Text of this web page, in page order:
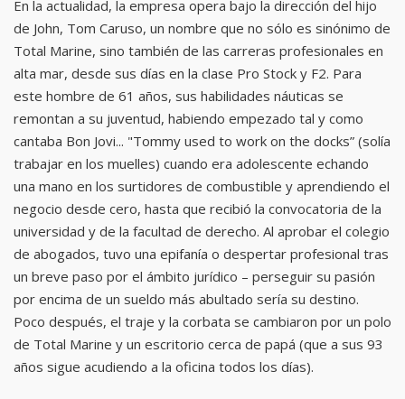
En la actualidad, la empresa opera bajo la dirección del hijo
de John, Tom Caruso, un nombre que no sólo es sinónimo de
Total Marine, sino también de las carreras profesionales en
alta mar, desde sus días en la clase Pro Stock y F2. Para
este hombre de 61 años, sus habilidades náuticas se
remontan a su juventud, habiendo empezado tal y como
cantaba Bon Jovi... "Tommy used to work on the docks” (solía
trabajar en los muelles) cuando era adolescente echando
una mano en los surtidores de combustible y aprendiendo el
negocio desde cero, hasta que recibió la convocatoria de la
universidad y de la facultad de derecho. Al aprobar el colegio
de abogados, tuvo una epifanía o despertar profesional tras
un breve paso por el ámbito jurídico – perseguir su pasión
por encima de un sueldo más abultado sería su destino.
Poco después, el traje y la corbata se cambiaron por un polo
de Total Marine y un escritorio cerca de papá (que a sus 93
años sigue acudiendo a la oficina todos los días).